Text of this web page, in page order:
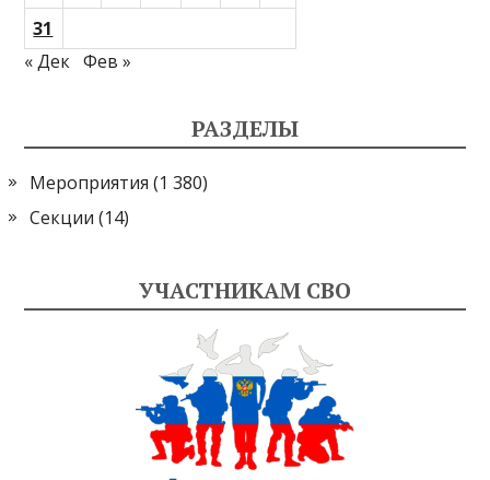
31
« Дек Фев »
РАЗДЕЛЫ
Мероприятия (1 380)
Секции (14)
УЧАСТНИКАМ СВО